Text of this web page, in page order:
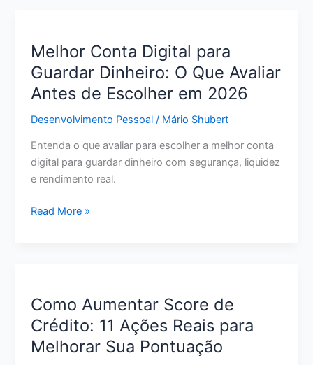
Crédito:
Passo
a
para
Pagar
Menos
e
do
Melhor Conta Digital para
Guardar Dinheiro: O Que Avaliar
Antes de Escolher em 2026
Desenvolvimento Pessoal / Mário Shubert
Entenda o que avaliar para escolher a melhor conta
digital para guardar dinheiro com segurança, liquidez
e rendimento real.
Melhor
O
Que
Avaliar
Read More »
Como Aumentar Score de
Crédito: 11 Ações Reais para
Melhorar Sua Pontuação